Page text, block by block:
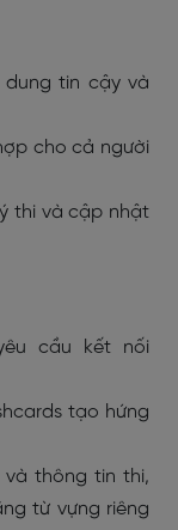
dung tin cậy và
cho cả người
thi và cập nhật
cầu kết nối
tạo hứng
thông tin thi,
từ vựng riêng